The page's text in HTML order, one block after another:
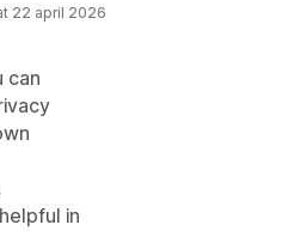
22 april 2026
can
in